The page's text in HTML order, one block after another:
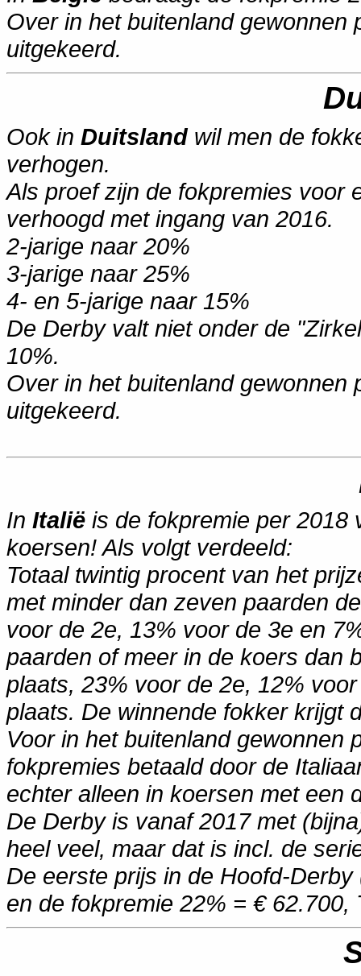
Over in het buitenland
uitgekeerd.
Ook in Duitslandwil men de
verhogen.
Als proef zijn de fokpremies voor
verhoogd met ingang van 2016.
2-jarige naar 20%
3-jarige naar 25%
4- en 5-jarige naar 15%
De Derby valt niet onder de
10%.
Over in het buitenland
uitgekeerd.
In Italië is de fokpremie per 2018
koersen! Als volgt verdeeld:
Totaal twintig procent van het
met minder dan zeven paarden
voor de 2e, 13% voor de 3e en
paarden of meer in de koers dan
plaats, 23% voor de 2e, 12%
plaats. De winnende fokker krijgt
Voor in het buitenland gewonnen
fokpremies betaald door de
echter alleen in koersen met een
De Derby is vanaf 2017 met
heel veel, maar dat is incl. de
De eerste prijs in de Hoofd-
en de fokpremie 22% = €